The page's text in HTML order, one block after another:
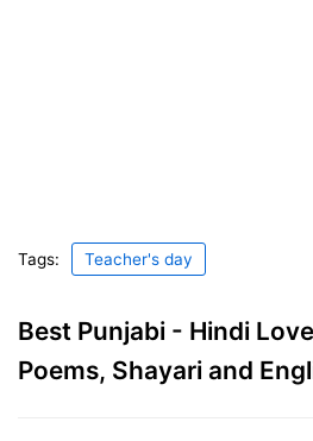
Tags: Teacher's day
Best Punjabi - Hindi
Poems, Shayari and